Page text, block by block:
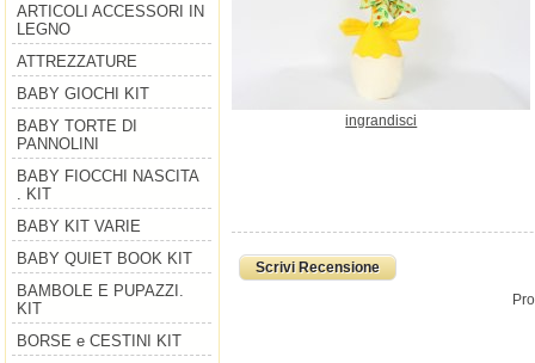
ARTICOLI ACCESSORI IN
LEGNO
ATTREZZATURE
BABY GIOCHI KIT
BABY TORTE DI
PANNOLINI
BABY FIOCCHI NASCITA
. KIT
BABY KIT VARIE
BABY QUIET BOOK KIT
BAMBOLE E PUPAZZI.
KIT
BORSE e CESTINI KIT
ingrandisci
Scrivi Recensione